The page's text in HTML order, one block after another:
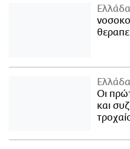
Ελλάδα
Ελλάδα
Οι
και